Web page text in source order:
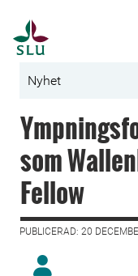
Nyhet
som
Fellow
PUBLICERAD: 20